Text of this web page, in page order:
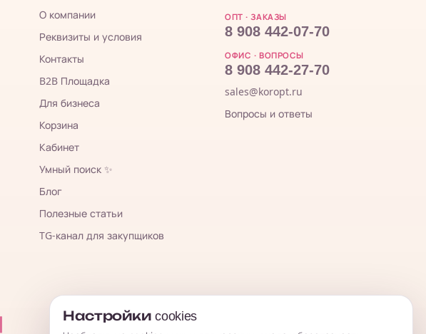
О компании
Реквизиты и условия
Контакты
B2B Площадка
Для бизнеса
Корзина
Кабинет
Умный поиск ✨
Блог
Полезные статьи
TG-канал для закупщиков
ОПТ · ЗАКАЗЫ
8 908 442-07-70
ОФИС · ВОПРОСЫ
8 908 442-27-70
sales@koropt.ru
Вопросы и ответы
Настройки cookies